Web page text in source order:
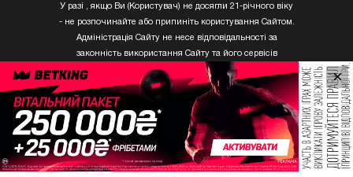
У разі , якщо Ви (Користувач) не досягли 21-річного віку
- не розпочинайте або припиніть користування Сайтом.
Адміністрація Сайту не несе відповідальності за
законність використання Сайту та його сервісів
Користувачем, який не досяг 21-річного віку.
Твори Getty Images, що розміщені на сайті, не можуть
бути використані третіми особами без письмового
дозволу ТОВ «ГЛОБАЛ ІМІДЖЕС ЮКРЕЙН.
×